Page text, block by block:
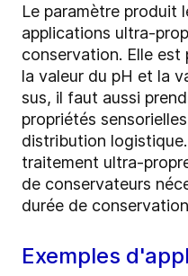
Le paramètre produit
applications ultra-
conservation. Elle est
la valeur du pH et la
sus, il faut aussi
propriétés
distribution
traitement ultra-
de conservateurs
durée de
Exemples